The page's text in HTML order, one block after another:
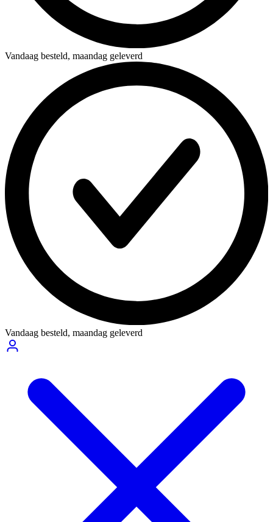
Vandaag besteld, maandag geleverd
Vandaag besteld, maandag geleverd